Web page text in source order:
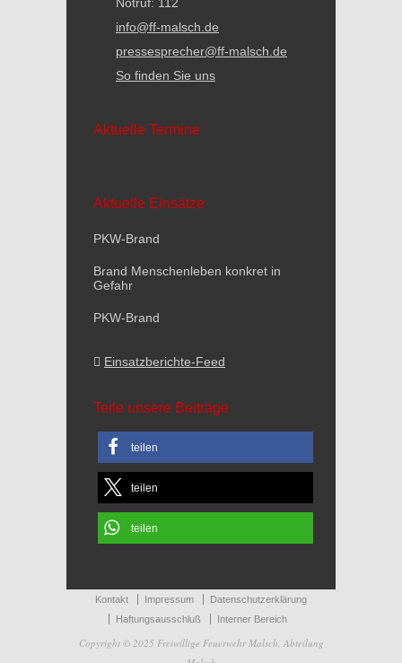
info@ff-malsch.de
pressesprecher@ff-malsch.de
So finden Sie uns
Aktuelle Termine
Aktuelle Einsätze
PKW-Brand
Brand Menschenleben konkret in
Gefahr
PKW-Brand
Einsatzberichte-Feed
Teile unsere Beiträge
teilen
teilen
teilen
Kontakt Impressum
Datenschutzerklärung
Haftungsausschluß
Interner Bereich
Copyright © 2025 Freiwillige Feuerwehr Malsch, Abteilung